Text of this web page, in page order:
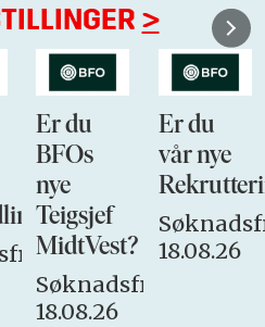
>
Er du
BFOs
nye
Teigsjef
MidtVest?
Søknadsfrist:
18.08.26
Er du
vår nye
18.08.26